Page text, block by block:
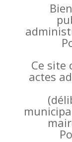
Ce site
actes
(